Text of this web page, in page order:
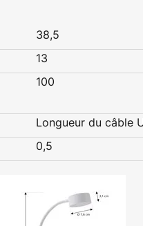
38,5
13
100
Longueur du câble
0,5